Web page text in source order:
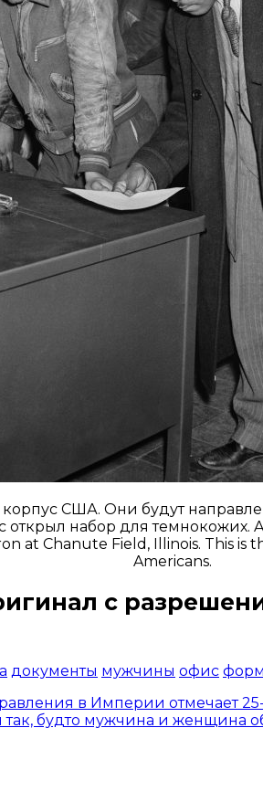
США. Они будут
набор для темнокожих.
at Chanute Field, Illinois. This
Americans.
с
документы мужчины офис
в Империи отмечает
будто мужчина и женщина